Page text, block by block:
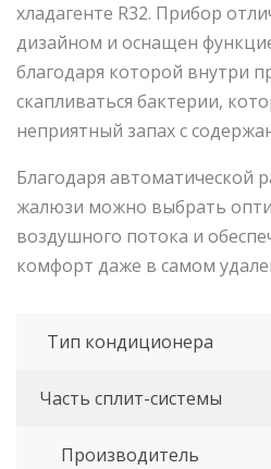
хладагенте R32. Прибор
дизайном и оснащен
благодаря которой внутри
скапливаться бактерии,
неприятный запах с
Благодаря автоматической
жалюзи можно выбрать
воздушного потока и
комфорт даже в самом
Тип кондиционера
Часть сплит-системы
Производитель